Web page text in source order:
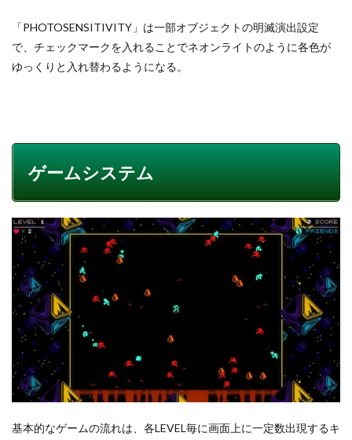
「PHOTOSENSITIVITY」は一部オブジェクトの明滅演出設定
で、チェックマークを入れることでネオンライトのように各色が
ゆっくりと入れ替わるようになる。
ゲームシステム
基本的なゲームの流れは、各LEVEL毎に画面上に一定数出現するキ